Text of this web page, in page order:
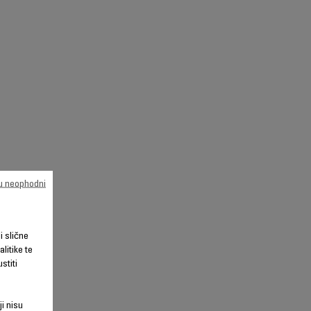
slične
te
nisu
neophodni